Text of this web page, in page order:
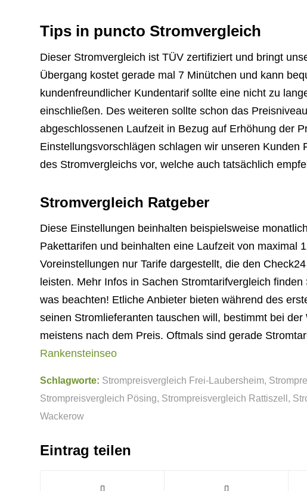
Tips in puncto Stromvergleich
Dieser Stromvergleich ist TÜV zertifiziert und bringt
Übergang kostet gerade mal 7 Minütchen und kann
kundenfreundlicher Kundentarif sollte eine nicht zu
einschließen. Des weiteren sollte schon das
abgeschlossenen Laufzeit in Bezug auf Erhöhung der
Einstellungsvorschlägen schlagen wir unseren Kunden
des Stromvergleichs vor, welche auch tatsächlich
Stromvergleich Ratgeber
Diese Einstellungen beinhalten beispielsweise
Pakettarifen und beinhalten eine Laufzeit von maximal
Voreinstellungen nur Tarife dargestellt, die den
leisten. Mehr Infos in Sachen Stromtarifvergleich
was beachten! Etliche Anbieter bieten während des
seinen Stromlieferanten tauschen will, bestimmt bei
meistens nach dem Preis. Oftmals sind gerade
Rankensteinseo
Schlagworte: Strompreisvergleich Frei-Laubersheim,
Strompreisvergleich Pösing, Strompreisvergleich Rattiszell ,
Wackerow
Eintrag teilen